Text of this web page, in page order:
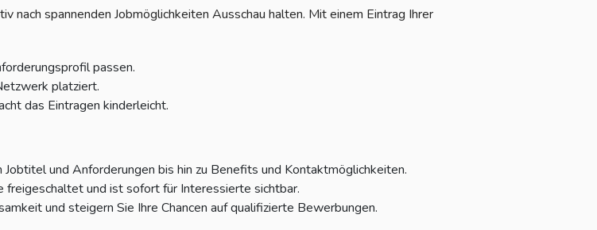
spannenden Jobmöglichkeiten Ausschau halten. Mit einem Eintrag Ihrer
passen.
platziert.
das Eintragen kinderleicht.
und Anforderungen bis hin zu Benefits und Kontaktmöglichkeiten.
freigeschaltet und ist sofort für Interessierte sichtbar.
und steigern Sie Ihre Chancen auf qualifizierte Bewerbungen.